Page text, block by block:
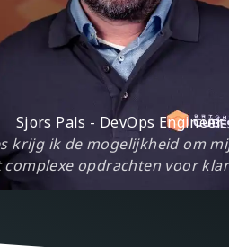
Sjors Pals - DevOps Engineer
krijg ik de mogelijkheid om
complexe opdrachten voor